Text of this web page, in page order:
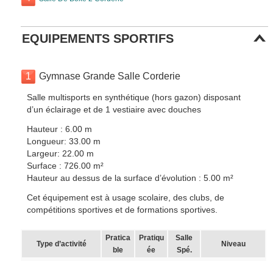
EQUIPEMENTS SPORTIFS
1 Gymnase Grande Salle Corderie
Salle multisports en synthétique (hors gazon) disposant
d’un éclairage et de 1 vestiaire avec douches
Hauteur : 6.00 m
Longueur: 33.00 m
Largeur: 22.00 m
Surface : 726.00 m²
Hauteur au dessus de la surface d’évolution : 5.00 m²
Cet équipement est à usage scolaire, des clubs, de
compétitions sportives et de formations sportives.
Type d’activité
Pratica
ble
Pratiqu
ée
Salle
Spé.
Niveau